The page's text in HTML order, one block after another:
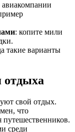
: копите мили
такие варианты
отдыха
свой отдых.
что
путешественников.
среди